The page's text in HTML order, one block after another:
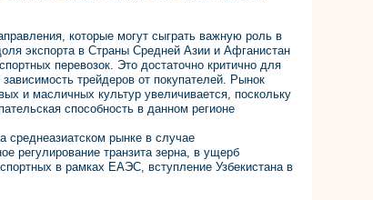
которые могут сыграть важную роль в
экспорта в Страны Средней Азии и Афганистан
перевозок. Это достаточно критично для
зависимость трейдеров от покупателей. Рынок
и масличных культур увеличивается, поскольку
способность в данном регионе
среднеазиатском рынке в случае
регулирование транзита зерна, в ущерб
в рамках ЕАЭС, вступление Узбекистана в